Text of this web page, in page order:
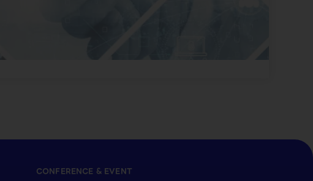
CONFERENCE & EVENT